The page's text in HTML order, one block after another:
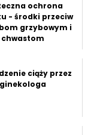
ochrona
- środki przeciw
grzybowym i
chwastom
ciąży przez
ginekologa